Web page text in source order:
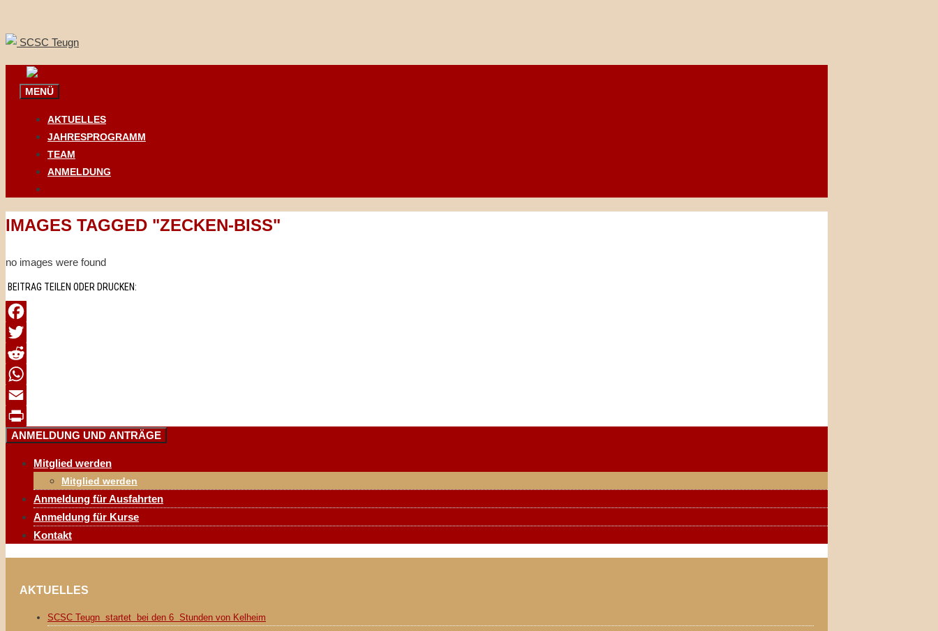
zum
Inhalt
MENÜ
AKTUELLES
JAHRESPROGRAMM
TEAM
ANMELDUNG
IMAGES TAGGED "ZECKEN-BISS"
no images were found
BEITRAG TEILEN ODER DRUCKEN:
Facebook
Twitter
Reddit
WhatsApp
Email
Print
ANMELDUNG UND ANTRÄGE
Mitglied werden
Mitglied werden
Anmeldung für Ausfahrten
Anmeldung für Kurse
Kontakt
AKTUELLES
SCSC Teugn startet bei den 6 Stunden von Kelheim